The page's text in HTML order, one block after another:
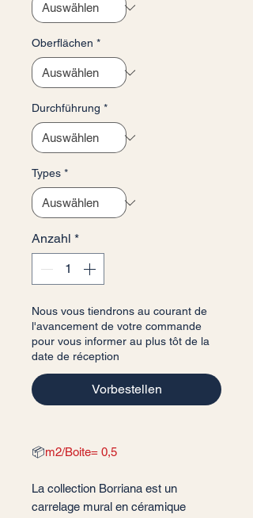
Oberflächen *
Durchführung *
Types *
Anzahl *
Nous vous tiendrons au courant de
l'avancement de votre commande
pour vous informer au plus tôt de la
date de réception
Vorbestellen
📦m2/Boite= 0,5
La collection Borriana est un
carrelage mural en céramique